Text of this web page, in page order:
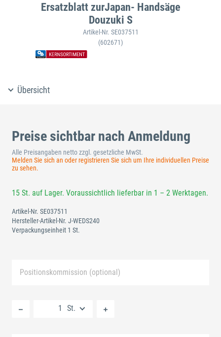
Ersatzblatt zurJapan- Handsäge
Douzuki S
Artikel-Nr. SE037511
(602671)
Übersicht
Preise sichtbar nach Anmeldung
Alle Preisangaben netto zzgl. gesetzliche MwSt.
Melden Sie sich an oder registrieren Sie sich um Ihre individuellen Preise
zu sehen.
15 St. auf Lager. Voraussichtlich lieferbar in 1 – 2 Werktagen.
Artikel-Nr. SE037511
Hersteller-Artikel-Nr. J-WEDS240
Verpackungseinheit 1 St.
Positionskommission (optional)
St.